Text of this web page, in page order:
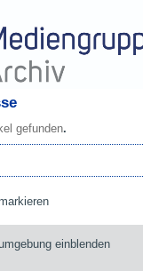
gefunden.
einblenden